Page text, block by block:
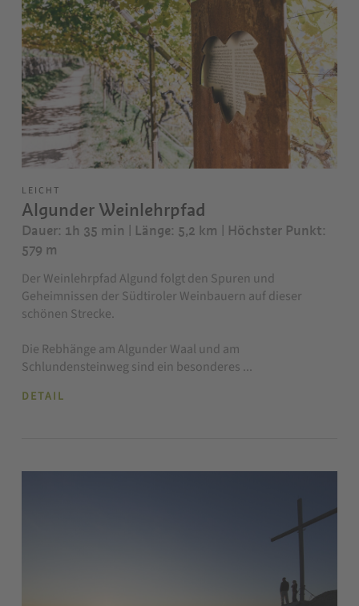
LEICHT
Algunder Weinlehrpfad
Dauer: 1h 35 min | Länge: 5,2 km | Höchster Punkt:
579 m
Der Weinlehrpfad Algund folgt den Spuren und
Geheimnissen der Südtiroler Weinbauern auf dieser
schönen Strecke.
Die Rebhänge am Algunder Waal und am
Schlundensteinweg sind ein besonderes ...
DETAIL